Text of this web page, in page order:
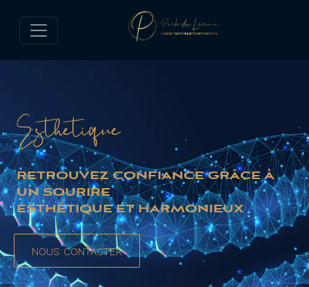
Esthétique
RETROUVEZ CONFIANCE GRÂCE À
UN SOURIRE
ESTHÉTIQUE ET HARMONIEUX
NOUS CONTACTER